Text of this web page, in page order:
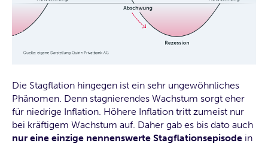
Die Stagflation hingegen ist ein sehr ungewöhnliches
Phänomen. Denn stagnierendes Wachstum sorgt eher
für niedrige Inflation. Höhere Inflation tritt zumeist nur
bei kräftigem Wachstum auf. Daher gab es bis dato auch
nur eine einzige nennenswerte Stagflationsepisode in